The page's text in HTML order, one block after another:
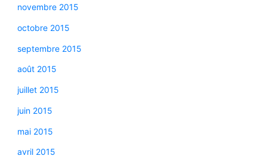
novembre 2015
octobre 2015
septembre 2015
août 2015
juillet 2015
juin 2015
mai 2015
avril 2015